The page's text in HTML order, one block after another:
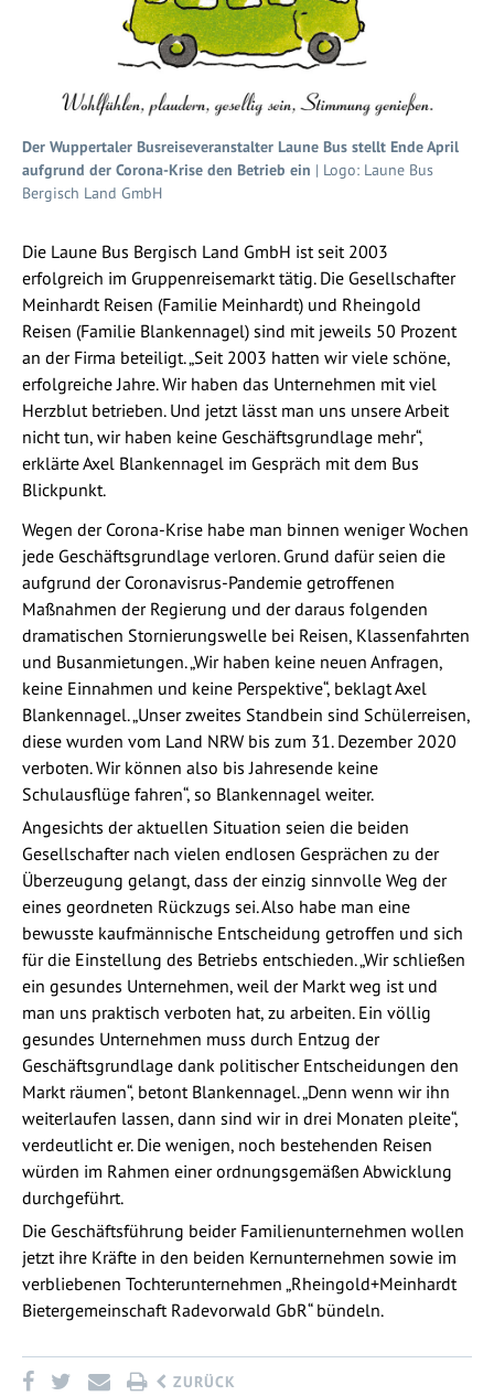
Der Wuppertaler Busreiseveranstalter Laune Bus stellt Ende April
aufgrund der Corona-Krise den Betrieb ein | Logo: Laune Bus
Bergisch Land GmbH
Die Laune Bus Bergisch Land GmbH ist seit 2003
erfolgreich im Gruppenreisemarkt tätig. Die Gesellschafter
Meinhardt Reisen (Familie Meinhardt) und Rheingold
Reisen (Familie Blankennagel) sind mit jeweils 50 Prozent
an der Firma beteiligt. „Seit 2003 hatten wir viele schöne,
erfolgreiche Jahre. Wir haben das Unternehmen mit viel
Herzblut betrieben. Und jetzt lässt man uns unsere Arbeit
nicht tun, wir haben keine Geschäftsgrundlage mehr“,
erklärte Axel Blankennagel im Gespräch mit dem Bus
Blickpunkt.
Wegen der Corona-Krise habe man binnen weniger Wochen
jede Geschäftsgrundlage verloren. Grund dafür seien die
aufgrund der Coronavisrus-Pandemie getroffenen
Maßnahmen der Regierung und der daraus folgenden
dramatischen Stornierungswelle bei Reisen, Klassenfahrten
und Busanmietungen. „Wir haben keine neuen Anfragen,
keine Einnahmen und keine Perspektive“, beklagt Axel
Blankennagel. „Unser zweites Standbein sind Schülerreisen,
diese wurden vom Land NRW bis zum 31. Dezember 2020
verboten. Wir können also bis Jahresende keine
Schulausflüge fahren“, so Blankennagel weiter.
Angesichts der aktuellen Situation seien die beiden
Gesellschafter nach vielen endlosen Gesprächen zu der
Überzeugung gelangt, dass der einzig sinnvolle Weg der
eines geordneten Rückzugs sei. Also habe man eine
bewusste kaufmännische Entscheidung getroffen und sich
für die Einstellung des Betriebs entschieden. „Wir schließen
ein gesundes Unternehmen, weil der Markt weg ist und
man uns praktisch verboten hat, zu arbeiten. Ein völlig
gesundes Unternehmen muss durch Entzug der
Geschäftsgrundlage dank politischer Entscheidungen den
Markt räumen“, betont Blankennagel. „Denn wenn wir ihn
weiterlaufen lassen, dann sind wir in drei Monaten pleite“,
verdeutlicht er. Die wenigen, noch bestehenden Reisen
würden im Rahmen einer ordnungsgemäßen Abwicklung
durchgeführt.
Die Geschäftsführung beider Familienunternehmen wollen
jetzt ihre Kräfte in den beiden Kernunternehmen sowie im
verbliebenen Tochterunternehmen „Rheingold+Meinhardt
Bietergemeinschaft Radevorwald GbR“ bündeln.
ZURÜCK